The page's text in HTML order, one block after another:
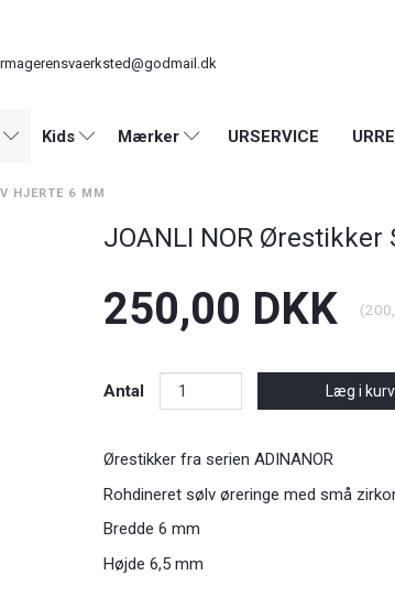
Kids Mærker URSERVICE
HJERTE 6 MM
JOANLI NOR Ørestikker
250,00 DKK (
Antal Læg i kurv
Ørestikker fra serien ADINANOR
Rohdineret sølv øreringe med små
Bredde 6 mm
Højde 6,5 mm